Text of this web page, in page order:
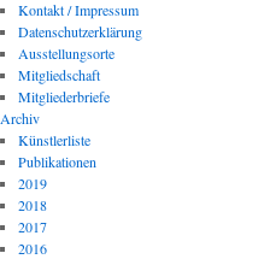
Kontakt / Impressum
Datenschutzerklärung
Ausstellungsorte
Mitgliedschaft
Mitgliederbriefe
Archiv
Künstlerliste
Publikationen
2019
2018
2017
2016